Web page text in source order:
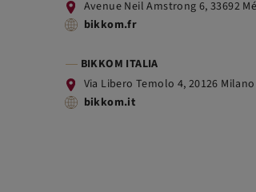
Avenue Neil Amstrong 6, 33692
bikkom.fr
BIKKOM ITALIA
Via Libero Temolo 4, 20126 Milano
bikkom.it